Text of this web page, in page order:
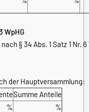
WpHG
§ 34 Abs. 1 Satz 1 Nr. 6
der Hauptversammlung:
Summe Anteile
% %